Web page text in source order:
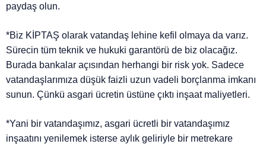
paydaş olun.
*Biz KİPTAŞ olarak vatandaş lehine kefil olmaya da varız.
Sürecin tüm teknik ve hukuki garantörü de biz olacağız.
Burada bankalar açısından herhangi bir risk yok. Sadece
vatandaşlarımıza düşük faizli uzun vadeli borçlanma imkanı
sunun. Çünkü asgari ücretin üstüne çıktı inşaat maliyetleri.
*Yani bir vatandaşımız, asgari ücretli bir vatandaşımız
inşaatını yenilemek isterse aylık geliriyle bir metrekare